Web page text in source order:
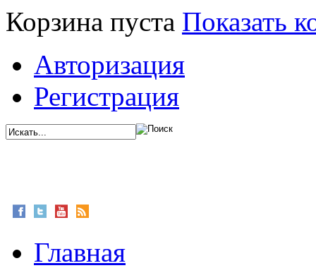
Корзина пуста Показать
Авторизация
Регистрация
Главная